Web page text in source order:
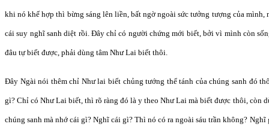
khi nó khế hợp thì bừng sáng lên liền, bất ngờ ngoài sức tưởng tượng của
cái suy nghĩ sanh diệt rồi. Đây chỉ có người chứng mới biết, bởi vì mình còn
đâu tự biết được, phải dùng tâm Như Lai biết thôi.
Đây Ngài nói thêm chỉ Như lai biết chủng tướng thể tánh của chúng sanh đó
gì? Chỉ có Như Lai biết, thì rõ ràng đó là y theo Như Lai mà biết được thôi, còn
chúng sanh mà nhớ cái gì? Nghĩ cái gì? Thì nó có ra ngoài sáu trần không?